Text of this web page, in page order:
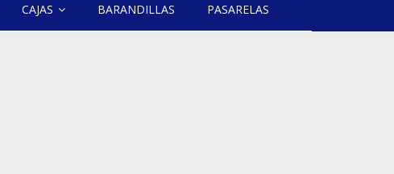
CAJAS BARANDILLAS PASARELAS